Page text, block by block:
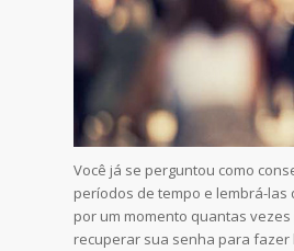
Você já se perguntou como
períodos de tempo e lembrá-
por um momento quantas
recuperar sua senha para fazer